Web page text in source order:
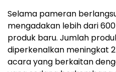
Selama pameran
mengadakan lebih dari
produk baru. Jumlah
diperkenalkan meningkat
acara yang berkaitan